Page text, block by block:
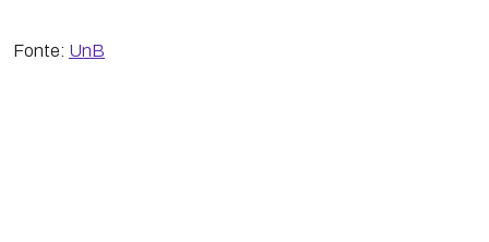
Fonte: UnB